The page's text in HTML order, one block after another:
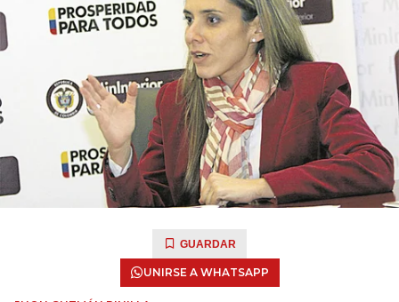
GUARDAR
UNIRSE A WHATSAPP